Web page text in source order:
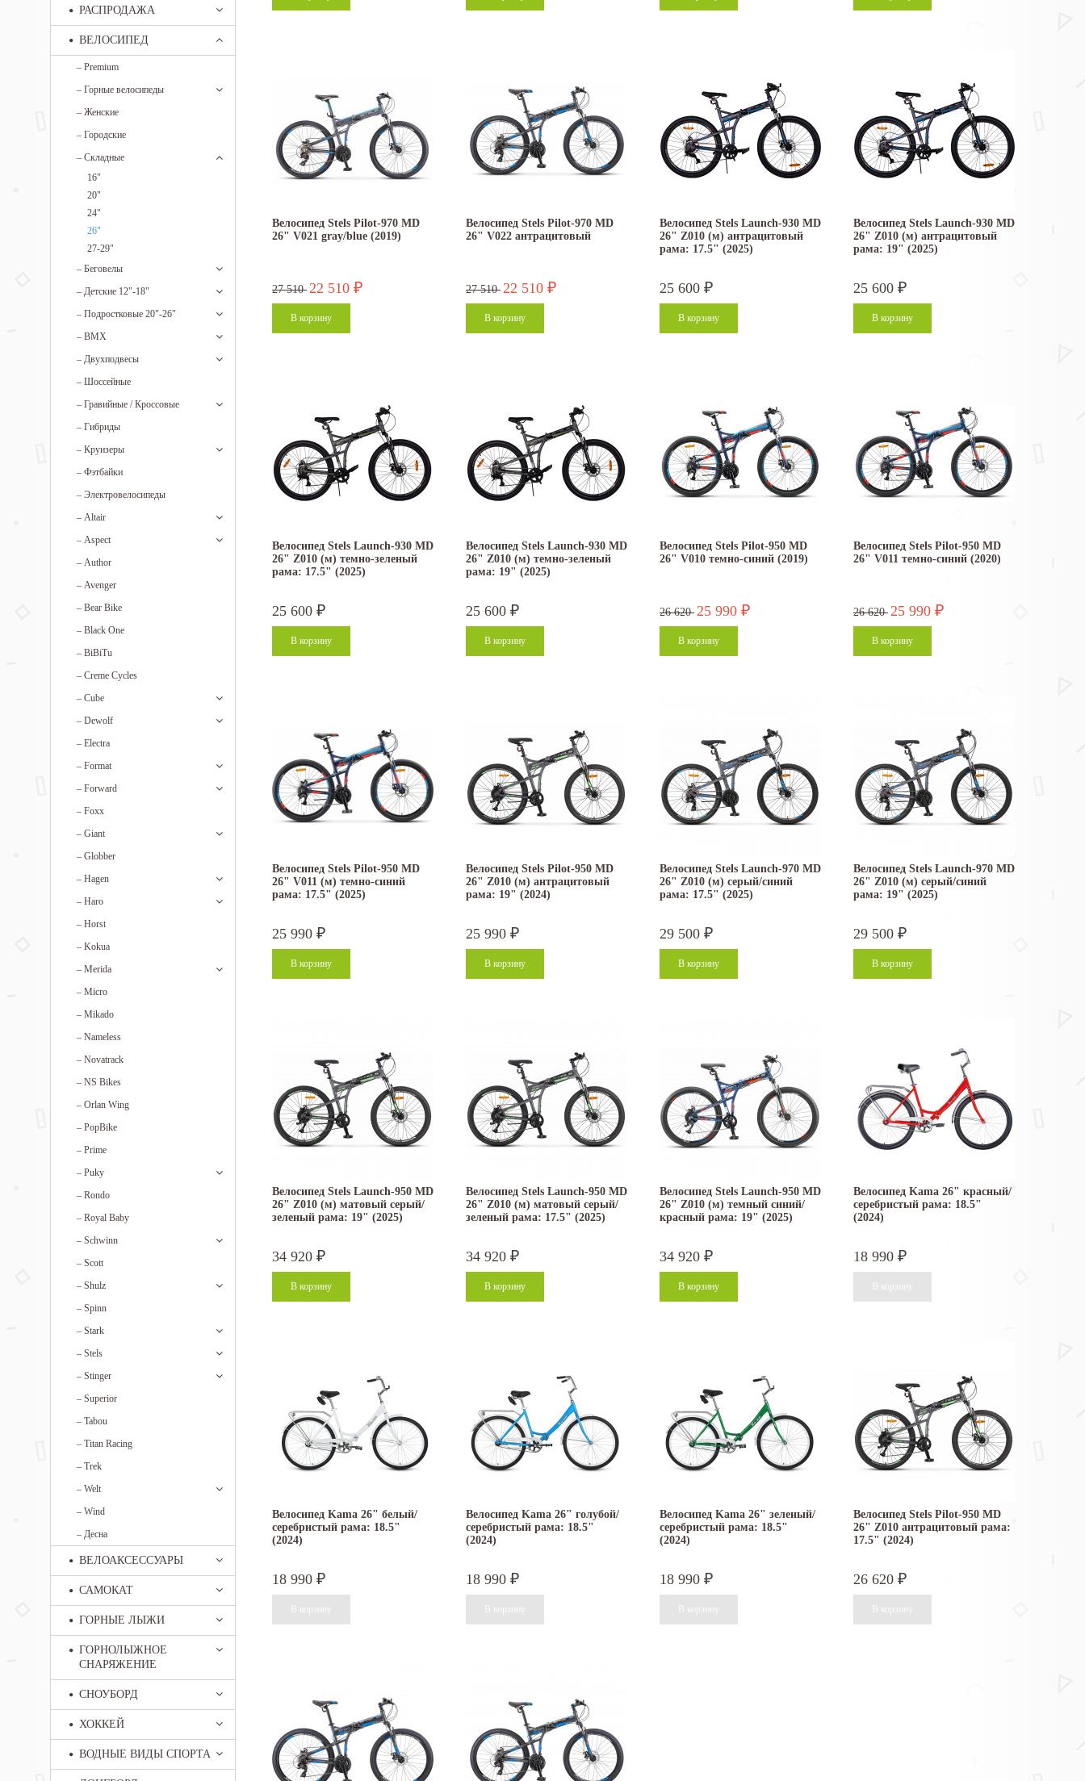
РАСПРОДАЖА
ВЕЛОСИПЕД
– Premium
– Горные велосипеды
– Женские
– Городские
– Складные
16"
20"
24"
26"
27-29"
– Беговелы
– Детские 12"-18"
– Подростковые 20"-26"
– BMX
– Двухподвесы
– Шоссейные
– Гравийные / Кроссовые
– Гибриды
– Круизеры
– Фэтбайки
– Электровелосипеды
– Altair
– Aspect
– Author
– Avenger
– Bear Bike
– Black One
– BiBiTu
– Creme Cycles
– Cube
– Dewolf
– Electra
– Format
– Forward
– Foxx
– Giant
– Globber
– Hagen
– Haro
– Horst
– Kokua
– Merida
– Micro
– Mikado
– Nameless
– Novatrack
– NS Bikes
– Orlan Wing
– PopBike
– Prime
– Puky
– Rondo
– Royal Baby
– Schwinn
– Scott
– Shulz
– Spinn
– Stark
– Stels
– Stinger
– Superior
– Tabou
– Titan Racing
– Trek
– Welt
– Wind
– Десна
ВЕЛОАКСЕССУАРЫ
САМОКАТ
ГОРНЫЕ ЛЫЖИ
ГОРНОЛЫЖНОЕ
СНАРЯЖЕНИЕ
СНОУБОРД
ХОККЕЙ
ВОДНЫЕ ВИДЫ СПОРТА
Велосипед Stels Pilot-970 MD
26" V021 gray/blue (2019)
27 510 22 510 ₽
Велосипед Stels Pilot-970 MD
26" V022 антрацитовый
27 510 22 510 ₽
Велосипед Stels Launch-930 MD
26" Z010 (м) антрацитовый
рама: 17.5" (2025)
25 600 ₽
Велосипед Stels Launch-930 MD
26" Z010 (м) антрацитовый
рама: 19" (2025)
25 600 ₽
Велосипед Stels Launch-930 MD
26" Z010 (м) темно-зеленый
рама: 17.5" (2025)
25 600 ₽
Велосипед Stels Launch-930 MD
26" Z010 (м) темно-зеленый
рама: 19" (2025)
25 600 ₽
Велосипед Stels Pilot-950 MD
26" V010 темно-синий (2019)
26 620 25 990 ₽
Велосипед Stels Pilot-950 MD
26" V011 темно-синий (2020)
26 620 25 990 ₽
Велосипед Stels Pilot-950 MD
26" V011 (м) темно-синий
рама: 17.5" (2025)
25 990 ₽
Велосипед Stels Pilot-950 MD
26" Z010 (м) антрацитовый
рама: 19" (2024)
25 990 ₽
Велосипед Stels Launch-970 MD
26" Z010 (м) серый/синий
рама: 17.5" (2025)
29 500 ₽
Велосипед Stels Launch-970 MD
26" Z010 (м) серый/синий
рама: 19" (2025)
29 500 ₽
Велосипед Stels Launch-950 MD
26" Z010 (м) матовый серый/
зеленый рама: 19" (2025)
34 920 ₽
Велосипед Stels Launch-950 MD
26" Z010 (м) матовый серый/
зеленый рама: 17.5" (2025)
34 920 ₽
Велосипед Stels Launch-950 MD
26" Z010 (м) темный синий/
красный рама: 19" (2025)
34 920 ₽
Велосипед Kama 26" красный/
серебристый рама: 18.5"
(2024)
18 990 ₽
Велосипед Kama 26" белый/
серебристый рама: 18.5"
(2024)
18 990 ₽
Велосипед Kama 26" голубой/
серебристый рама: 18.5"
(2024)
18 990 ₽
Велосипед Kama 26" зеленый/
серебристый рама: 18.5"
(2024)
18 990 ₽
Велосипед Stels Pilot-950 MD
26" Z010 антрацитовый рама:
17.5" (2024)
26 620 ₽